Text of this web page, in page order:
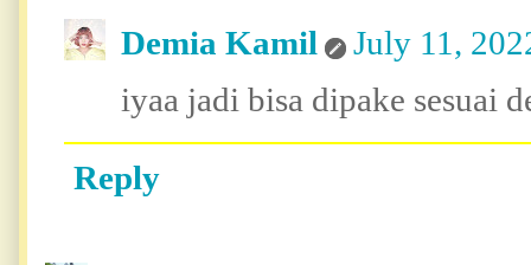
Demia Kamil
July 11,
iyaa jadi bisa dipake sesuai
Reply